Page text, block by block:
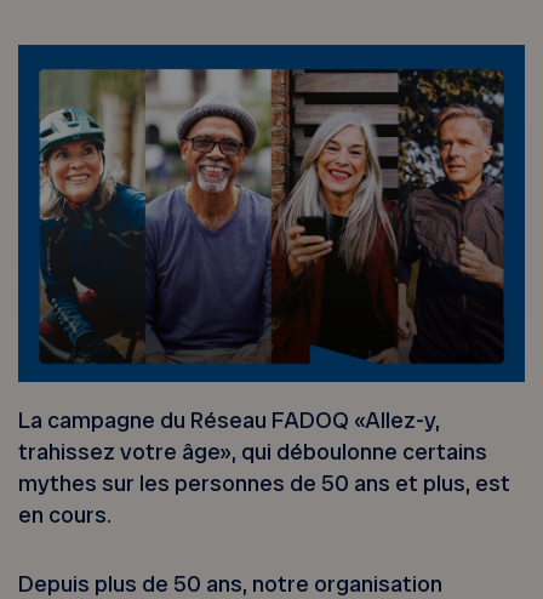
La campagne du Réseau FADOQ «Allez-y,
trahissez votre âge», qui déboulonne certains
mythes sur les personnes de 50 ans et plus, est
en cours.
Depuis plus de 50 ans, notre organisation